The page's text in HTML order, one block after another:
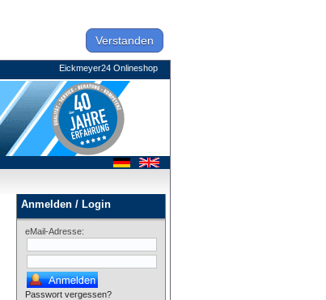
Verstanden
Eickmeyer24 Onlineshop
Anmelden / Login
eMail-Adresse:
Passwort vergessen?